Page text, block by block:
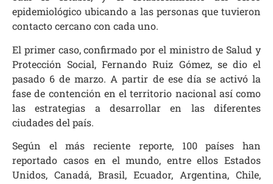
epidemiológico ubicando a las personas que tuvieron
contacto cercano con cada uno.
El primer caso, confirmado por el ministro de Salud y
Protección Social, Fernando Ruiz Gómez, se dio el
pasado 6 de marzo. A partir de ese día se activó la
fase de contención en el territorio nacional así como
las estrategias a desarrollar en las diferentes
ciudades del país.
Según el más reciente reporte, 100 países han
reportado casos en el mundo, entre ellos Estados
Unidos, Canadá, Brasil, Ecuador, Argentina, Chile,